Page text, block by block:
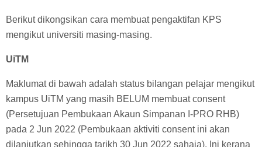
Berikut dikongsikan cara membuat pengaktifan KPS
mengikut universiti masing-masing.
UiTM
Maklumat di bawah adalah status bilangan pelajar mengikut
kampus UiTM yang masih BELUM membuat consent
(Persetujuan Pembukaan Akaun Simpanan I-PRO RHB)
pada 2 Jun 2022 (Pembukaan aktiviti consent ini akan
dilanjutkan sehingga tarikh 30 Jun 2022 sahaja). Ini kerana